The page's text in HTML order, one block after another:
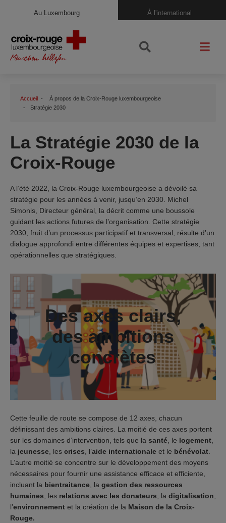
Au Luxembourg À l'international
Accueil
À propos de la Croix-Rouge luxembourgeoise
Stratégie 2030
La Stratégie 2030 de la
Croix-Rouge
A l’été 2022, la Croix-Rouge luxembourgeoise a dévoilé sa
stratégie pour les années à venir, jusqu’en 2030. Michel
Simonis, Directeur général, la décrit comme une boussole
guidant les actions futures de l’organisation. Cette stratégie
2030, fruit d’un processus participatif et transversal, résulte d’un
dialogue approfondi entre différentes équipes et expertises, tant
opérationnelles que stratégiques.
Des axes clairs,
des ambitions
concrètes
Cette feuille de route se compose de 12 axes, chacun
définissant des ambitions claires. La moitié de ces axes portent
sur les domaines d’intervention, tels que la santé , le logement
la jeunesse , les crises , l’aide internationale et le bénévolat
L’autre moitié se concentre sur le développement des moyens
nécessaires pour fournir une assistance efficace et efficiente,
incluant la bientraitance , la gestion des ressources
humaines , les relations avec les donateurs , la digitalisation
l’environnement et la création de la Maison de la Croix-
Rouge.